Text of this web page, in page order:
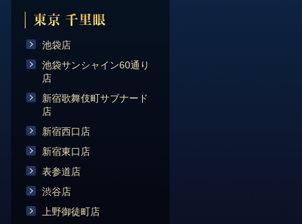
池袋店
池袋サンシャイン60通り
店
新宿歌舞伎町サブナード
店
新宿西口店
新宿東口店
表参道店
渋谷店
上野御徒町店